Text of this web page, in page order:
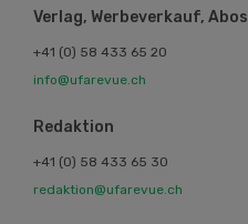
Verlag, Werbeverkauf, Abos
+41 (0) 58 433 65 20
info@ufarevue.ch
Redaktion
+41 (0) 58 433 65 30
redaktion@ufarevue.ch